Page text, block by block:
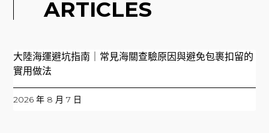
ARTICLES
大陸海運避坑指南｜常見海關查驗原因與避免包裹扣留的
實用做法
2026 年 8 月 7 日